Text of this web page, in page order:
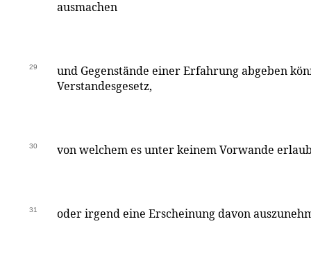
ausmachen
29
und Gegenstände einer Erfahrung abgeben
Verstandesgesetz,
30 von welchem es unter keinem Vorwande
31 oder irgend eine Erscheinung davon